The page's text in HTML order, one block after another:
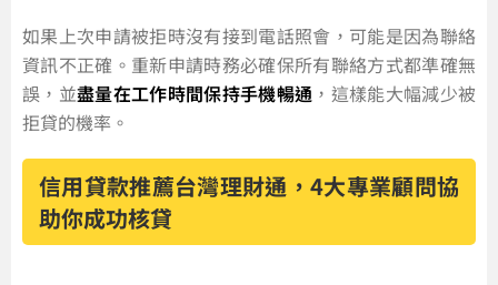
如果上次申請被拒時沒有接到電話照會，可能是因為聯絡
資訊不正確。重新申請時務必確保所有聯絡方式都準確無
誤，並盡量在工作時間保持手機暢通 ，這樣能大幅減少被
拒貸的機率。
信用貸款推薦台灣理財通，4大專業顧問協
助你成功核貸